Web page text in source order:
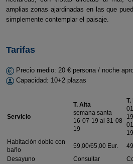
amplias zonas ajardinadas en las que
simplemente contemplar el paisaje.
Tarifas
Precio medio: 20 € persona / noche
Capacidad: 10+2 plazas
Servicio
T. Alta
semana santa
16-07-19 al 31-08-
19
T.
19
19
Habitación doble con
baño
59,00/65,00 Eur.
Desayuno
Consultar